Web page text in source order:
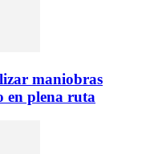
maniobras
en plena ruta